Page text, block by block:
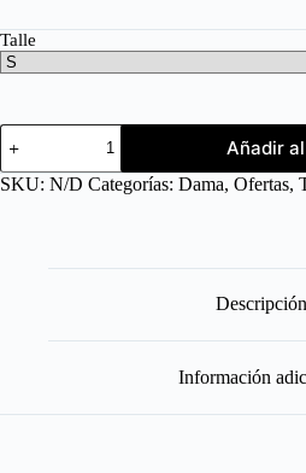
Talle
Añadir
SKU: N/D Categorías: Dama, Ofertas,
Descripción
Información